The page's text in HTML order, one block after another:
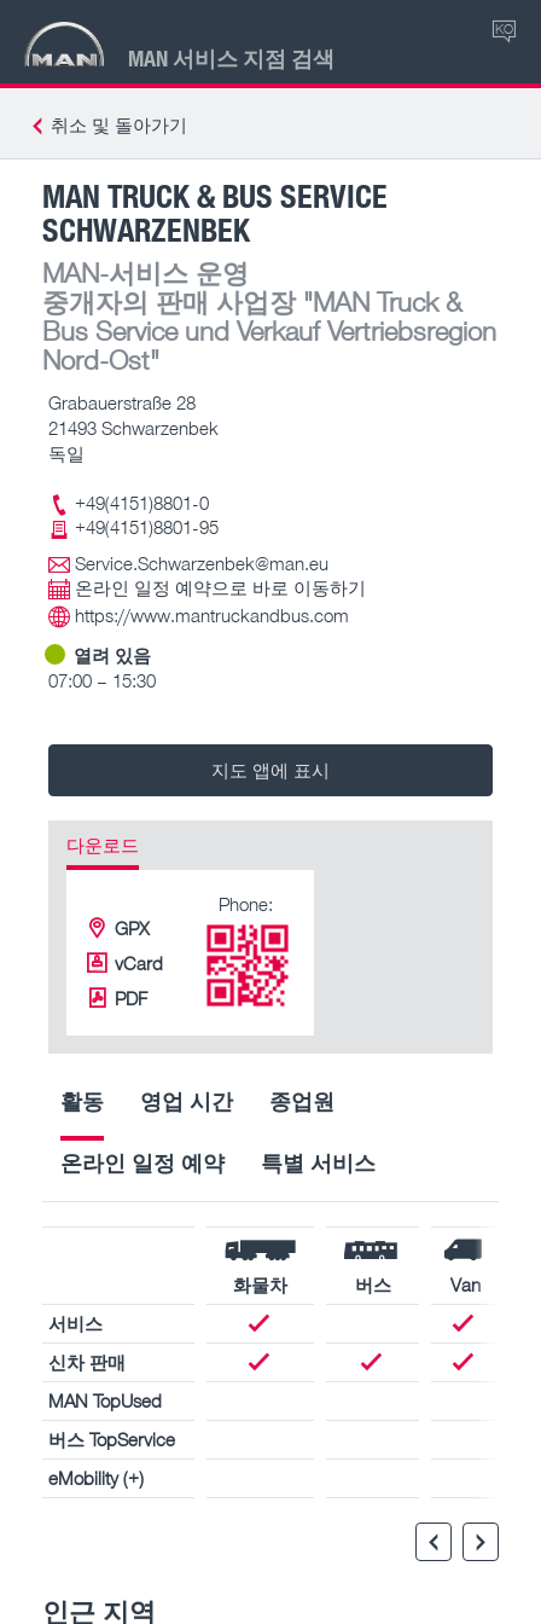
MAN 서비스 지점 검색
KO
취소 및 돌아가기
MAN TRUCK & BUS SERVICE
SCHWARZENBEK
MAN-서비스 운영
중개자의 판매 사업장"MAN Truck &
Bus Service und Verkauf Vertriebsregion
Nord-Ost"
Grabauerstraße 28
21493 Schwarzenbek
독일
+49(4151)8801-0
+49(4151)8801-95
Service.Schwarzenbek@man.eu
온라인 일정 예약으로 바로 이동하기
https://www.mantruckandbus.com
열려 있음
07:00 – 15:30
지도 앱에 표시
다운로드
GPX
vCard
PDF
Phone:
활동 영업 시간 종업원
온라인 일정 예약 특별 서비스
화물차 버스
Van
서비스
신차 판매
MAN TopUsed
버스 TopService
eMobility (+)
인근 지역